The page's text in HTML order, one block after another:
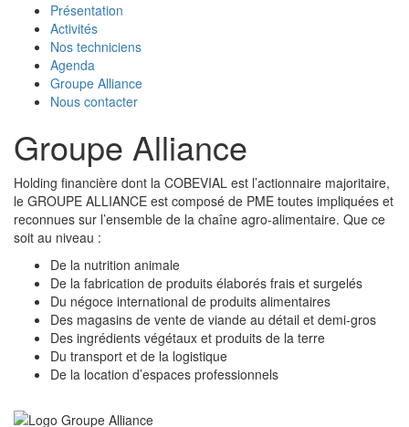
Présentation
Activités
Nos techniciens
Agenda
Groupe Alliance
Nous contacter
Groupe Alliance
Holding financière dont la COBEVIAL est l’actionnaire majoritaire,
le GROUPE ALLIANCE est composé de PME toutes impliquées et
reconnues sur l’ensemble de la chaîne agro-alimentaire. Que ce
soit au niveau :
De la nutrition animale
De la fabrication de produits élaborés frais et surgelés
Du négoce international de produits alimentaires
Des magasins de vente de viande au détail et demi-gros
Des ingrédients végétaux et produits de la terre
Du transport et de la logistique
De la location d’espaces professionnels